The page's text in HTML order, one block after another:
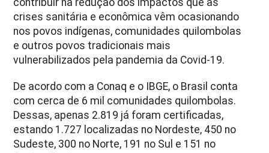
crises sanitária e econômica vêm ocasionando
nos povos indígenas, comunidades quilombolas
e outros povos tradicionais mais
vulnerabilizados pela pandemia da Covid-19.
De acordo com a Conaq e o IBGE, o Brasil conta
com cerca de 6 mil comunidades quilombolas.
Dessas, apenas 2.819 já foram certificadas,
estando 1.727 localizadas no Nordeste, 450 no
Sudeste, 300 no Norte, 191 no Sul e 151 no